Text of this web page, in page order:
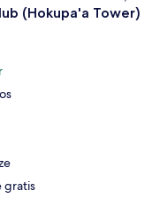
(Hokupa'a Tower)
gratis